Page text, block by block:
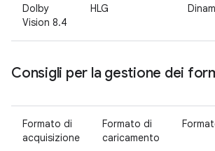
Dolby
Vision 8.4
HLG
Consigli per la gestione dei
Formato di
acquisizione
Formato di
caricamento